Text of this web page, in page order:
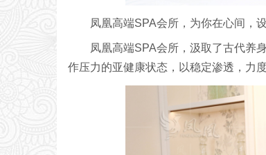
凤凰高端SPA会所，为你在心间，
凤凰高端SPA会所，汲取了古代养
作压力的亚健康状态，以稳定渗透，力